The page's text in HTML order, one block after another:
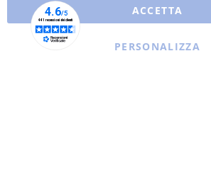
ACCETTA
PERSONALIZZA